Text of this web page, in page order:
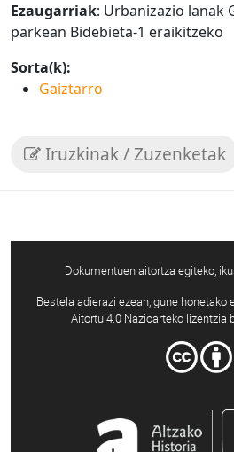
Ezaugarriak: Urbanizazio lanak
parkean Bidebieta-1 eraikitzeko
Sorta(k):
Gaiztarro
Iruzkinak / Zuzenketak
Dokumentuen aitortza egiteko,
Bestela adierazi ezean, gune honetako
Aitortu 4.0 Nazioarteko lizentzia